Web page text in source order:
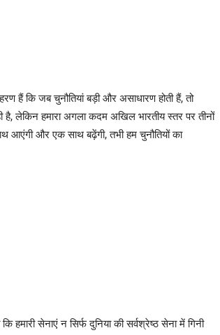
हैं कि जब चुनौतियां बड़ी और असाधारण होती हैं, तो
लेकिन हमारा अगला कदम अखिल भारतीय स्तर पर तीनों
आएंगी और एक साथ बढ़ेंगी, तभी हम चुनौतियों का
सेनाएं न सिर्फ दुनिया की सर्वश्रेष्ठ सेना में गिनी